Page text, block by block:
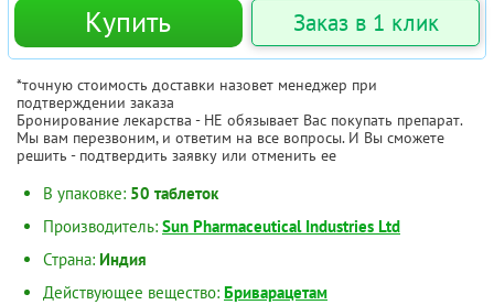
Купить Заказ в 1 клик
*точную стоимость доставки назовет менеджер при
подтверждении заказа
Бронирование лекарства - НЕ обязывает Вас покупать препарат.
Мы вам перезвоним, и ответим на все вопросы. И Вы сможете
решить - подтвердить заявку или отменить ее
В упаковке: 50 таблеток
Производитель: Sun Pharmaceutical Industries Ltd
Страна: Индия
Действующее вещество: Бриварацетам